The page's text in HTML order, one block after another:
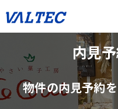
内見
物件の内見予約
不動産管理会社
手
賃貸物件の空状況をリアルタイ